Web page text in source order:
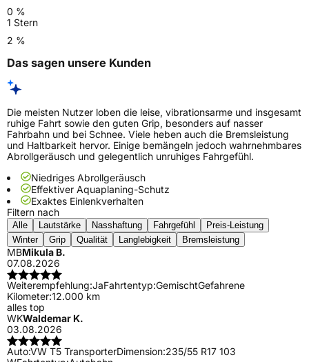
0 %
1 Stern
2 %
Das sagen unsere Kunden
Die meisten Nutzer loben die leise, vibrationsarme und insgesamt
ruhige Fahrt sowie den guten Grip, besonders auf nasser
Fahrbahn und bei Schnee. Viele heben auch die Bremsleistung
und Haltbarkeit hervor. Einige bemängeln jedoch wahrnehmbares
Abrollgeräusch und gelegentlich unruhiges Fahrgefühl.
Niedriges Abrollgeräusch
Effektiver Aquaplaning-Schutz
Exaktes Einlenkverhalten
Filtern nach
Alle Lautstärke Nasshaftung Fahrgefühl
Preis-Leistung
Winter
Grip Qualität Langlebigkeit Bremsleistung
MBMikula B.
07.08.2026
Weiterempfehlung:JaFahrtentyp:GemischtGefahrene
Kilometer:12.000 km
alles top
WKWaldemar K.
03.08.2026
Auto:VW T5 TransporterDimension:235/55 R17 103